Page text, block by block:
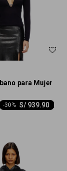
para Mujer
S/ 939.90
-30